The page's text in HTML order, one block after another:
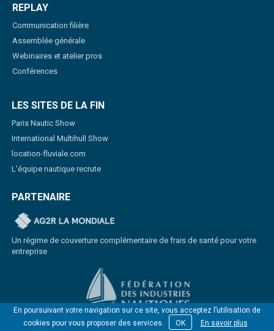
En poursuivant votre navigation sur ce site, vous acceptez l’utilisation de
cookies pour vous proposer des services.
OK En savoir plus
REPLAY
Communication filière
Assemblée générale
Webinaires et atelier pros
Conférences
LES SITES DE LA FIN
Paris Nautic Show
International Multihull Show
location-fluviale.com
L'équipe nautique recrute
PARTENAIRE
Un régime de couverture complémentaire de frais de santé pour votre
entreprise